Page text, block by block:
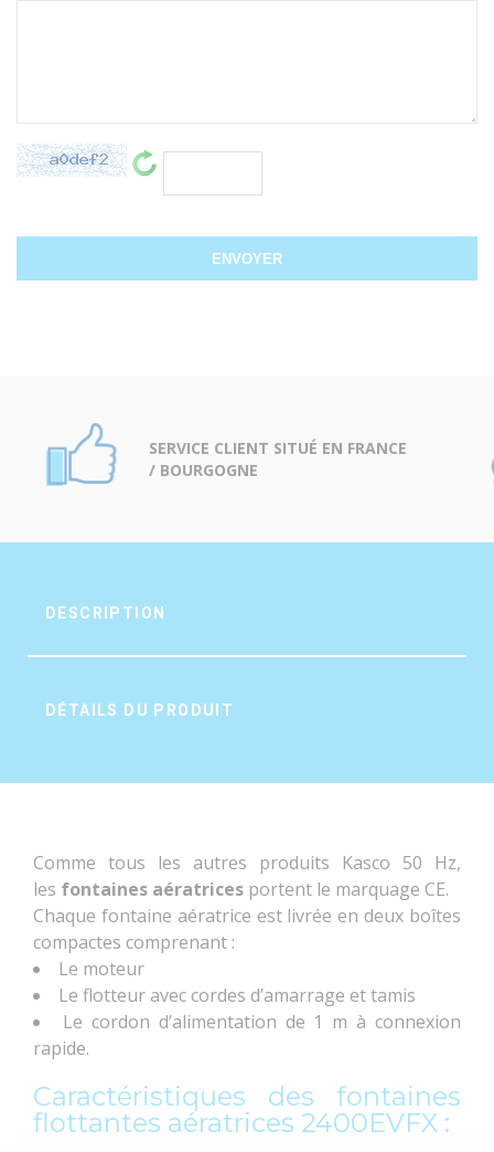
SERVICE CLIENT SITUÉ EN FRANCE
/ BOURGOGNE
DESCRIPTION
DÉTAILS DU PRODUIT
Comme tous les autres produits Kasco 50 Hz,
les fontaines aératrices portent le marquage CE.
Chaque fontaine aératrice est livrée en deux boîtes
compactes comprenant :
Le moteur
Le flotteur avec cordes d’amarrage et tamis
Le cordon d’alimentation de 1 m à connexion
rapide.
Caractéristiques des fontaines
flottantes aératrices 2400EVFX :
Référence2400EVFX
Surfacecalculmin 5